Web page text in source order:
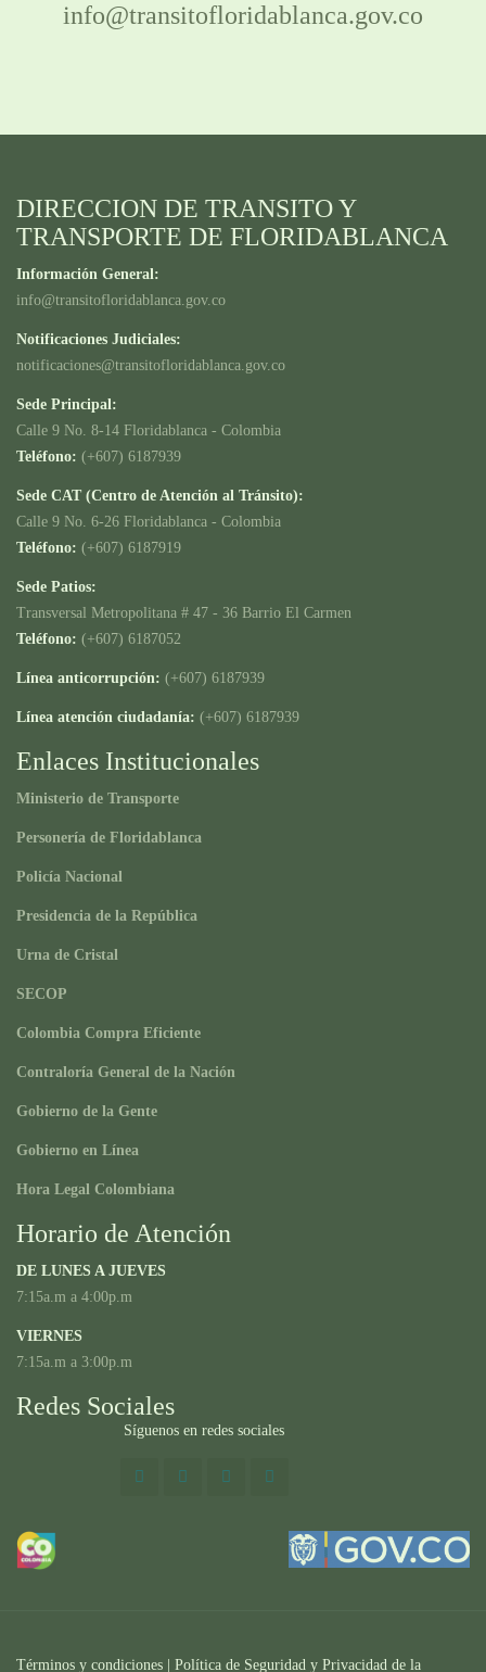
info@transitofloridablanca.gov.co
DIRECCION DE TRANSITO Y
TRANSPORTE DE FLORIDABLANCA
Información General:
info@transitofloridablanca.gov.co
Notificaciones Judiciales:
notificaciones@transitofloridablanca.gov.co
Sede Principal:
Calle 9 No. 8-14 Floridablanca - Colombia
Teléfono: (+607) 6187939
Sede CAT (Centro de Atención al Tránsito):
Calle 9 No. 6-26 Floridablanca - Colombia
Teléfono: (+607) 6187919
Sede Patios:
Transversal Metropolitana # 47 - 36 Barrio El Carmen
Teléfono: (+607) 6187052
Línea anticorrupción: (+607) 6187939
Línea atención ciudadanía: (+607) 6187939
Enlaces Institucionales
Ministerio de Transporte
Personería de Floridablanca
Policía Nacional
Presidencia de la República
Urna de Cristal
SECOP
Colombia Compra Eficiente
Contraloría General de la Nación
Gobierno de la Gente
Gobierno en Línea
Hora Legal Colombiana
Horario de Atención
DE LUNES A JUEVES
7:15a.m a 4:00p.m
VIERNES
7:15a.m a 3:00p.m
Redes Sociales
Síguenos en redes sociales
Términos y condiciones Política de Seguridad y Privacidad de la